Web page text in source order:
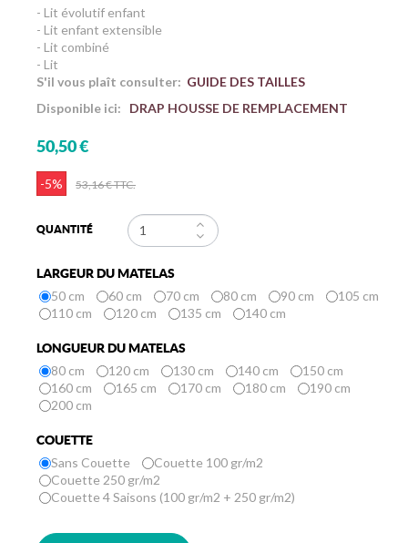
- Lit évolutif enfant
- Lit enfant extensible
- Lit combiné
- Lit
S'il vous plaît consulter: GUIDE DES TAILLES
Disponible ici:
DRAP HOUSSE DE REMPLACEMENT
50,50 €
-5% 53,16 €TTC.
QUANTITÉ
LARGEUR DU MATELAS
50 cm 60 cm 70 cm 80 cm 90 cm
105 cm
110 cm
120 cm 135 cm 140 cm
LONGUEUR DU MATELAS
80 cm 120 cm 130 cm 140 cm
150 cm
160 cm
165 cm 170 cm 180 cm
190 cm
200 cm
COUETTE
Sans Couette
Couette 100 gr/m2
Couette 250 gr/m2
Couette 4 Saisons (100 gr/m2 + 250 gr/m2)